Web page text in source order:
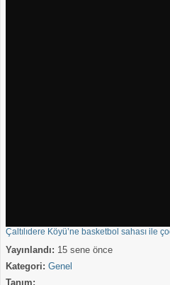
Çaltılıdere Köyü’ne basketbol sahası ile
Yayınlandı: 15 sene önce
Kategori: Genel
Tanım: